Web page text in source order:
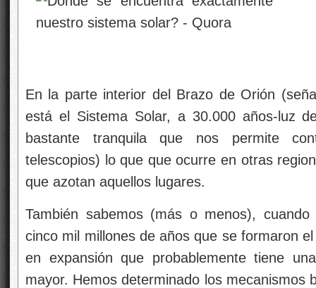
En la parte interior del Brazo de Orión
está el Sistema Solar, a 30.000 años-luz
bastante tranquila que nos permite
telescopios) lo que que ocurre en otras
que azotan aquellos lugares.
También sabemos (más o menos),
cinco mil millones de años que se formaron
en expansión que probablemente tiene
mayor. Hemos determinado los mecanismos